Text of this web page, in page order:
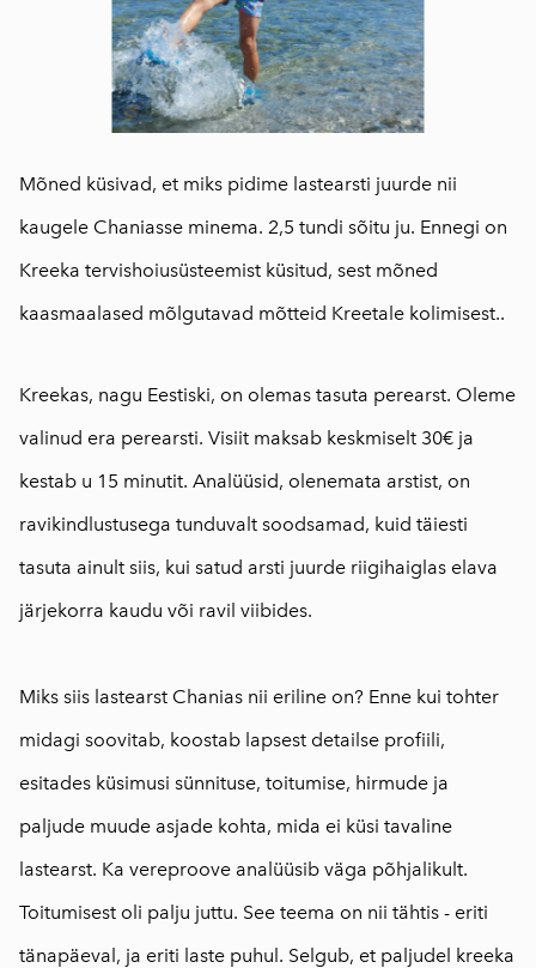
Mõned küsivad, et miks pidime lastearsti juurde nii
kaugele Chaniasse minema. 2,5 tundi sõitu ju. Ennegi on
Kreeka tervishoiusüsteemist küsitud, sest mõned
kaasmaalased mõlgutavad mõtteid Kreetale kolimisest..
Kreekas, nagu Eestiski, on olemas tasuta perearst. Oleme
valinud era perearsti. Visiit maksab keskmiselt 30€ ja
kestab u 15 minutit. Analüüsid, olenemata arstist, on
ravikindlustusega tunduvalt soodsamad, kuid täiesti
tasuta ainult siis, kui satud arsti juurde riigihaiglas elava
järjekorra kaudu või ravil viibides.
Miks siis lastearst Chanias nii eriline on? Enne kui tohter
midagi soovitab, koostab lapsest detailse profiili,
esitades küsimusi sünnituse, toitumise, hirmude ja
paljude muude asjade kohta, mida ei küsi tavaline
lastearst. Ka vereproove analüüsib väga põhjalikult.
Toitumisest oli palju juttu. See teema on nii tähtis - eriti
tänapäeval, ja eriti laste puhul. Selgub, et paljudel kreeka